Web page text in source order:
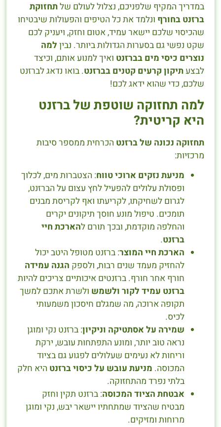
במדריך המקיף שלפניכם, נצלול לעולם שלתחזוקת
ברזנט בחורף ונלמד את כל הטיפים והפעולות שיבטיחו
שהכיסוי שלכם יישאר עמיד, אטום וחזק, ויעניק לכם
שקט נפשי גם בסערות הגדולות ביותר. נבין למה
נוצרים כיסי מים בברזנט ואיך למנוע אותם, וכיצד
לבצעתיקון קרעים קטנים בברזנט. בואו נדאג לברזנט
שלכם, כדי שהוא ידאג לכם!
למה תחזוקה שוטפת של ברזנט
היא קריטית?
תחזוקה נכונה של ברזנט הכרחית ממספר סיבות
מרכזיות:
מניעת נזקים ארוכי טווח: הצטברות מים, לכלוך
ופסולת עלולים להפעיל לחץ עצום על הברזנט,
לגרום לשחיקתו, לקריעתו ואף לקריסת מבנים
תומכים. טיפול מונע חוסך תיקונים יקרים
והחלפה מוקדמת, ובכך תורם להארכת חיי
ברזנט.
הארכת חיי המוצר: ברזנט מטופל היטב יכול
להחזיק מעמד שנים רבות, ולספק הגנה עמידה
חורף אחר חורף. ברזנטים איכותיים צריכים להיות
ברזנט עמיד לקור ולשמש ולשרת אתכם למשך
תקופה ארוכה, מה שמגלם חיסכון משמעותי
לכיס.
שמירה על אסתטיקה וניקיון: ברזנט נקי ומוגן
נראה טוב יותר, ומונע התפתחות עובש, ירקת
וריחות לא נעימים שעלולים לפגוע גם בציוד
המכוסה. מניעת עובש על כיסוי ברזנט היא חלק
בלתי נפרד מהתחזוקה.
אבטחת הציוד המכוסה: ברזנט תקין וחזק
מבטיח שהציוד שמתחתיו יישאר יבש, נקי ומוגן
מרוחות ומזיקים.